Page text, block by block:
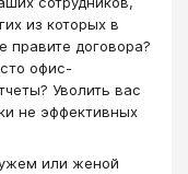
из которых в
правите договора?
офис-
Уволить вас
не эффективных
или женой